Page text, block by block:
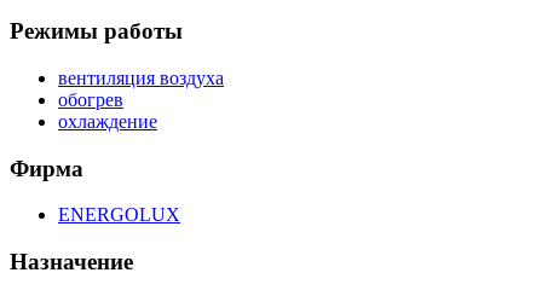
Режимы работы
вентиляция воздуха
обогрев
охлаждение
Фирма
ENERGOLUX
Назначение